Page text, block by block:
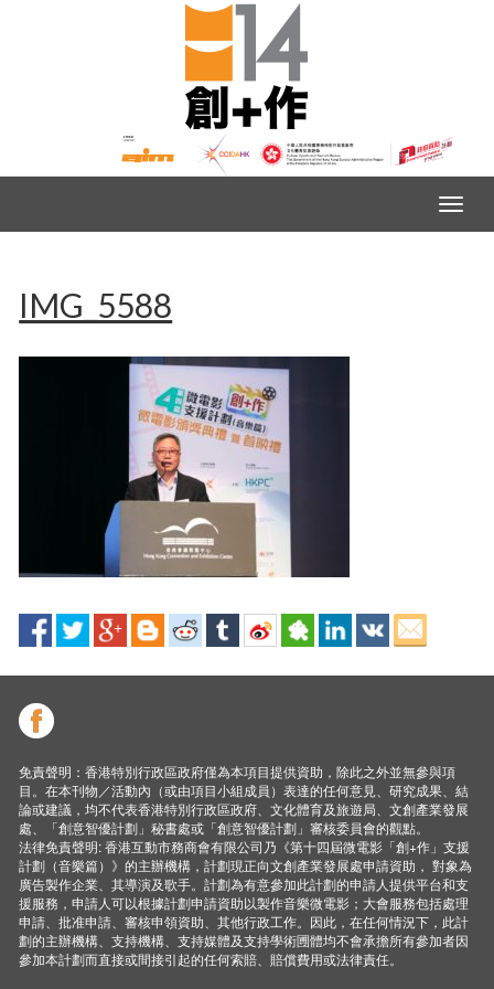
IMG_5588
免責聲明：香港特別行政區政府僅為本項目提供資助，除此之外並無參與項
目。在本刊物／活動內（或由項目小組成員）表達的任何意見、研究成果、結
論或建議，均不代表香港特別行政區政府、文化體育及旅遊局、文創產業發展
處、「創意智優計劃」秘書處或「創意智優計劃」審核委員會的觀點。
法律免責聲明: 香港互動市務商會有限公司乃《第十四屆微電影「創+作」支援
計劃（音樂篇）》的主辦機構，計劃現正向文創產業發展處申請資助， 對象為
廣告製作企業、其導演及歌手。計劃為有意參加此計劃的申請人提供平台和支
援服務，申請人可以根據計劃申請資助以製作音樂微電影；大會服務包括處理
申請、批准申請、審核申領資助、其他行政工作。因此，在任何情況下，此計
劃的主辦機構、支持機構、支持媒體及支持學術圑體均不會承擔所有參加者因
參加本計劃而直接或間接引起的任何索賠、賠償費用或法律責任。